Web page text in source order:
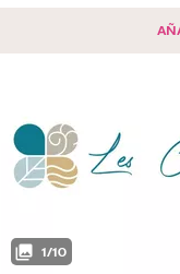
1/10